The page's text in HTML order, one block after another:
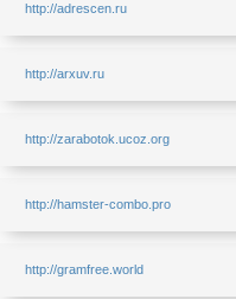
http://adrescen.ru
http://arxuv.ru
http://zarabotok.ucoz.org
http://hamster-combo.pro
http://gramfree.world